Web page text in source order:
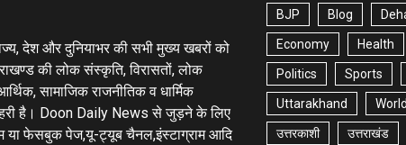
देश और दुनियाभर की सभी मुख्य खबरों को
की लोक संस्कृति, विरासतों, लोक
सामाजिक राजनीतिक व धार्मिक
है। Doon Daily News से जुड़ने के लिए
या फेसबुक पेज,यू-ट्यूब चैनल,इंस्टाग्राम आदि
BJP Blog
Economy Health
Politics Sports
Uttarakhand World
उत्तरकाशी उत्तराखंड